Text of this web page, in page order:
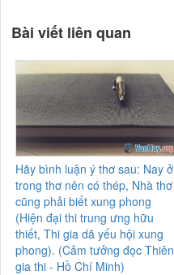
Bài viết liên quan
Hãy bình luận ý thơ sau: Nay ở
trong thơ nên có thép, Nhà thơ
cũng phải biết xung phong
(Hiện đại thi trung ưng hữu
thiết, Thi gia dã yếu hội xung
phong). (Cảm tưởng đọc Thiên
gia thi - Hồ Chí Minh)